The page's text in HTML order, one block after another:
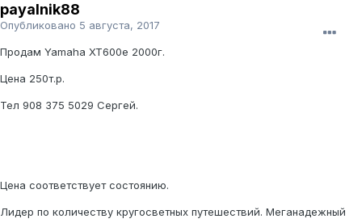
payalnik88
Опубликовано 5 августа, 2017
Продам Yamaha XT600e 2000г.
Цена 250т.р.
Тел 908 375 5029 Сергей.
Цена соответствует состоянию.
Лидер по количеству кругосветных путешествий. Меганадежный